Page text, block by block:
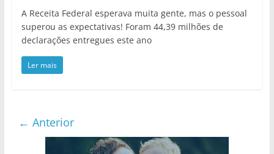
A Receita Federal esperava muita gente, mas o pessoal
superou as expectativas! Foram 44,39 milhões de
declarações entregues este ano
Ler mais
← Anterior